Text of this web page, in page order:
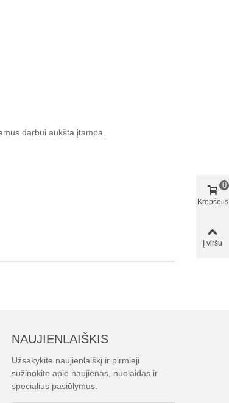
darbui aukšta įtampa.
NAUJIENLAIŠKIS
Užsakykite naujienlaiškį ir pirmieji
sužinokite apie naujienas, nuolaidas ir
specialius pasiūlymus.
Krepšelis
0
Į viršu